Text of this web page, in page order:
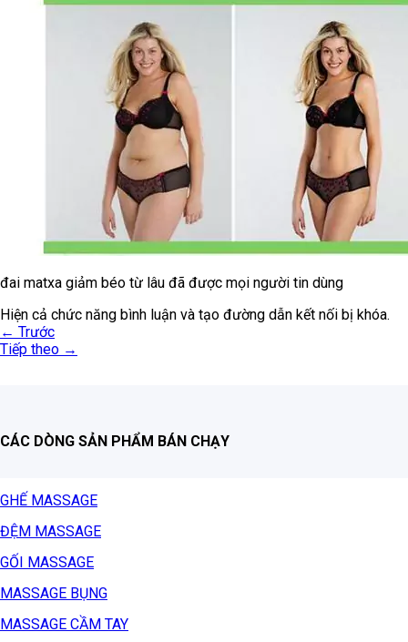
đai matxa giảm béo từ lâu đã được mọi người tin dùng
Hiện cả chức năng bình luận và tạo đường dẫn kết nối bị khóa.
← Trước
Tiếp theo →
CÁC DÒNG SẢN PHẨM BÁN CHẠY
GHẾ MASSAGE
ĐỆM MASSAGE
GỐI MASSAGE
MASSAGE BỤNG
MASSAGE CẦM TAY